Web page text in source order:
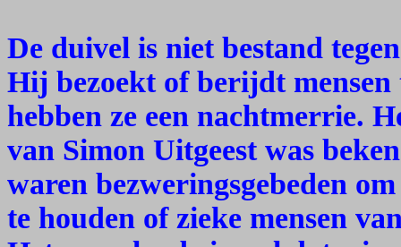
De duivel is niet bestand
Hij bezoekt of berijdt
hebben ze een nachtmerrie.
van Simon Uitgeest was
waren bezweringsgebeden
te houden of zieke mensen